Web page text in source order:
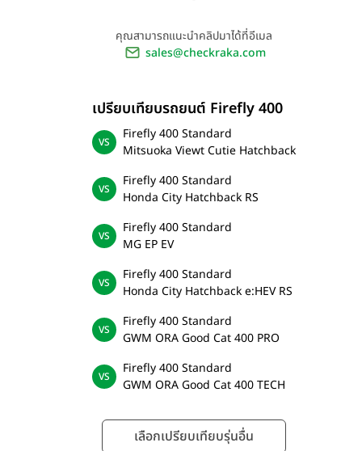
คุณสามารถแนะนำคลิปมาได้ที่อีเมล
sales@checkraka.com
เปรียบเทียบรถยนต์ Firefly 400
Firefly 400 Standard
Mitsuoka Viewt Cutie Hatchback
Firefly 400 Standard
Honda City Hatchback RS
Firefly 400 Standard
MG EP EV
Firefly 400 Standard
Honda City Hatchback e:HEV RS
Firefly 400 Standard
GWM ORA Good Cat 400 PRO
Firefly 400 Standard
GWM ORA Good Cat 400 TECH
เลือกเปรียบเทียบรุ่นอื่น